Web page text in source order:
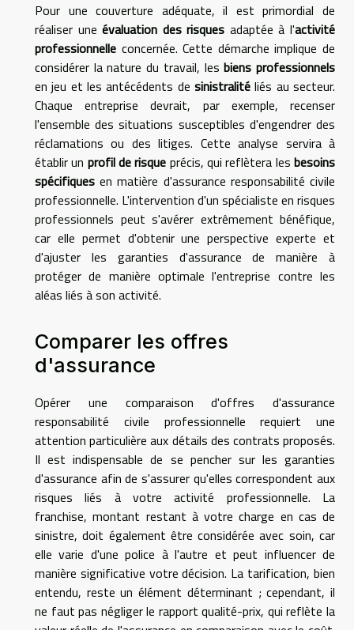
Pour une couverture adéquate, il est primordial de
réaliser uneévaluation des risques adaptée à l'activité
professionnelle concernée. Cette démarche implique de
considérer la nature du travail, lesbiens professionnels
en jeu et les antécédents de sinistralité liés au secteur.
Chaque entreprise devrait, par exemple, recenser
l'ensemble des situations susceptibles d'engendrer des
réclamations ou des litiges. Cette analyse servira à
établir un profil de risque précis, qui reflètera lesbesoins
spécifiques en matière d'assurance responsabilité civile
professionnelle. L'intervention d'un spécialiste en risques
professionnels peut s'avérer extrêmement bénéfique,
car elle permet d'obtenir une perspective experte et
d'ajuster les garanties d'assurance de manière à
protéger de manière optimale l'entreprise contre les
aléas liés à son activité.
Comparer les offres
d'assurance
Opérer une comparaison d'offres d'assurance
responsabilité civile professionnelle requiert une
attention particulière aux détails des contrats proposés.
Il est indispensable de se pencher sur les garanties
d'assurance afin de s'assurer qu'elles correspondent aux
risques liés à votre activité professionnelle. La
franchise, montant restant à votre charge en cas de
sinistre, doit également être considérée avec soin, car
elle varie d'une police à l'autre et peut influencer de
manière significative votre décision. La tarification, bien
entendu, reste un élément déterminant ; cependant, il
ne faut pas négliger le rapport qualité-prix, qui reflète la